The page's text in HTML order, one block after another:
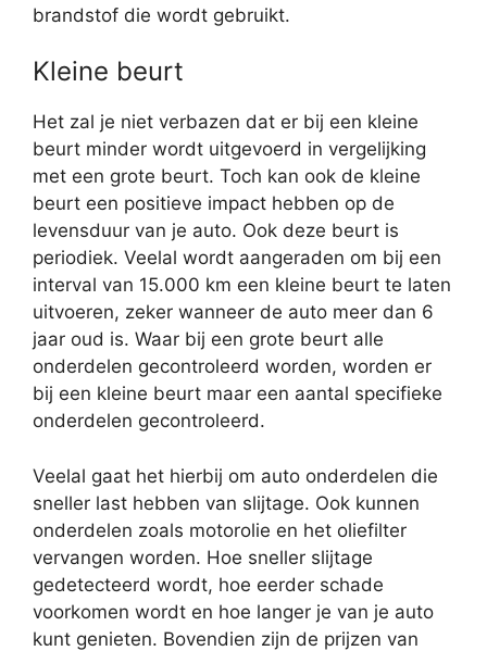
brandstof die wordt gebruikt.
Kleine beurt
Het zal je niet verbazen dat er bij een kleine
beurt minder wordt uitgevoerd in vergelijking
met een grote beurt. Toch kan ook de kleine
beurt een positieve impact hebben op de
levensduur van je auto. Ook deze beurt is
periodiek. Veelal wordt aangeraden om bij een
interval van 15.000 km een kleine beurt te laten
uitvoeren, zeker wanneer de auto meer dan 6
jaar oud is. Waar bij een grote beurt alle
onderdelen gecontroleerd worden, worden er
bij een kleine beurt maar een aantal specifieke
onderdelen gecontroleerd.
Veelal gaat het hierbij om auto onderdelen die
sneller last hebben van slijtage. Ook kunnen
onderdelen zoals motorolie en het oliefilter
vervangen worden. Hoe sneller slijtage
gedetecteerd wordt, hoe eerder schade
voorkomen wordt en hoe langer je van je auto
kunt genieten. Bovendien zijn de prijzen van